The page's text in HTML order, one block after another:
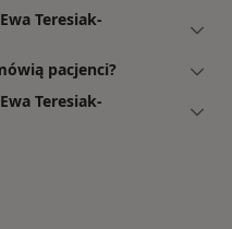
Teresiak-
pacjenci?
Teresiak-